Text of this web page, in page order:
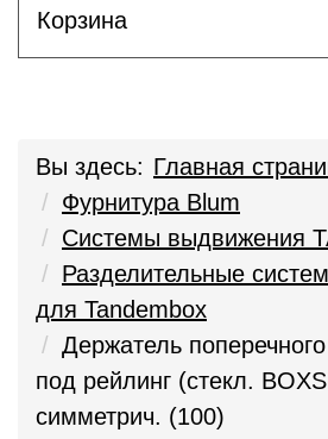
Корзина
Вы здесь: Главная
Фурнитура Blum
Системы выдвижения
Разделительные
для Tandembox
Держатель
под рейлинг (стекл.
симметрич. (100)